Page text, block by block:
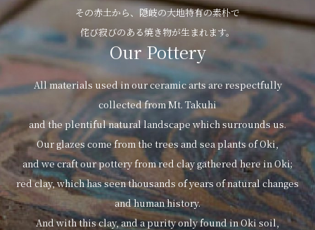
その赤土から、隠岐の大地特有の素朴で
侘び寂びのある焼き物が生まれます。
Our Pottery
All materials used in our ceramic arts are respectfully
collected from Mt. Takuhi
and the plentiful natural landscape which surrounds us.
Our glazes come from the trees and sea plants of Oki,
and we craft our pottery from red clay gathered here in Oki;
red clay, which has seen thousands of years of natural changes
and human history.
And with this clay, and a purity only found in Oki soil,